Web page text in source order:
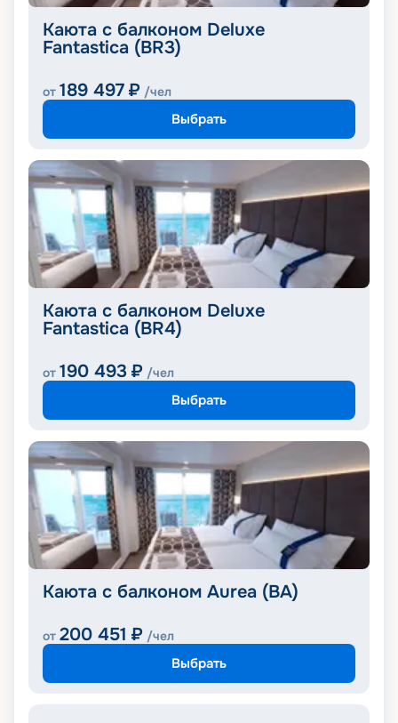
Каюта с балконом Deluxe
Fantastica (BR3)
от 189 497 ₽ /чел
Выбрать
Каюта с балконом Deluxe
Fantastica (BR4)
от 190 493 ₽ /чел
Выбрать
Каюта с балконом Aurea (BA)
от 200 451 ₽ /чел
Выбрать